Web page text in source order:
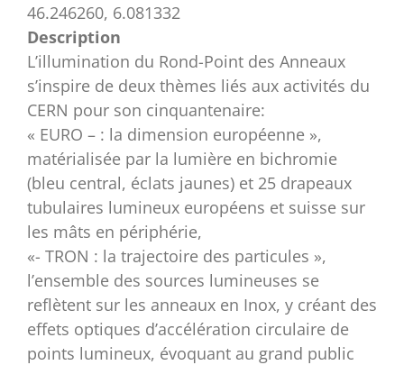
46.246260, 6.081332
Description
L’illumination du Rond-Point des Anneaux
s’inspire de deux thèmes liés aux activités du
CERN pour son cinquantenaire:
« EURO – : la dimension européenne »,
matérialisée par la lumière en bichromie
(bleu central, éclats jaunes) et 25 drapeaux
tubulaires lumineux européens et suisse sur
les mâts en périphérie,
«- TRON : la trajectoire des particules »,
l’ensemble des sources lumineuses se
reflètent sur les anneaux en Inox, y créant des
effets optiques d’accélération circulaire de
points lumineux, évoquant au grand public